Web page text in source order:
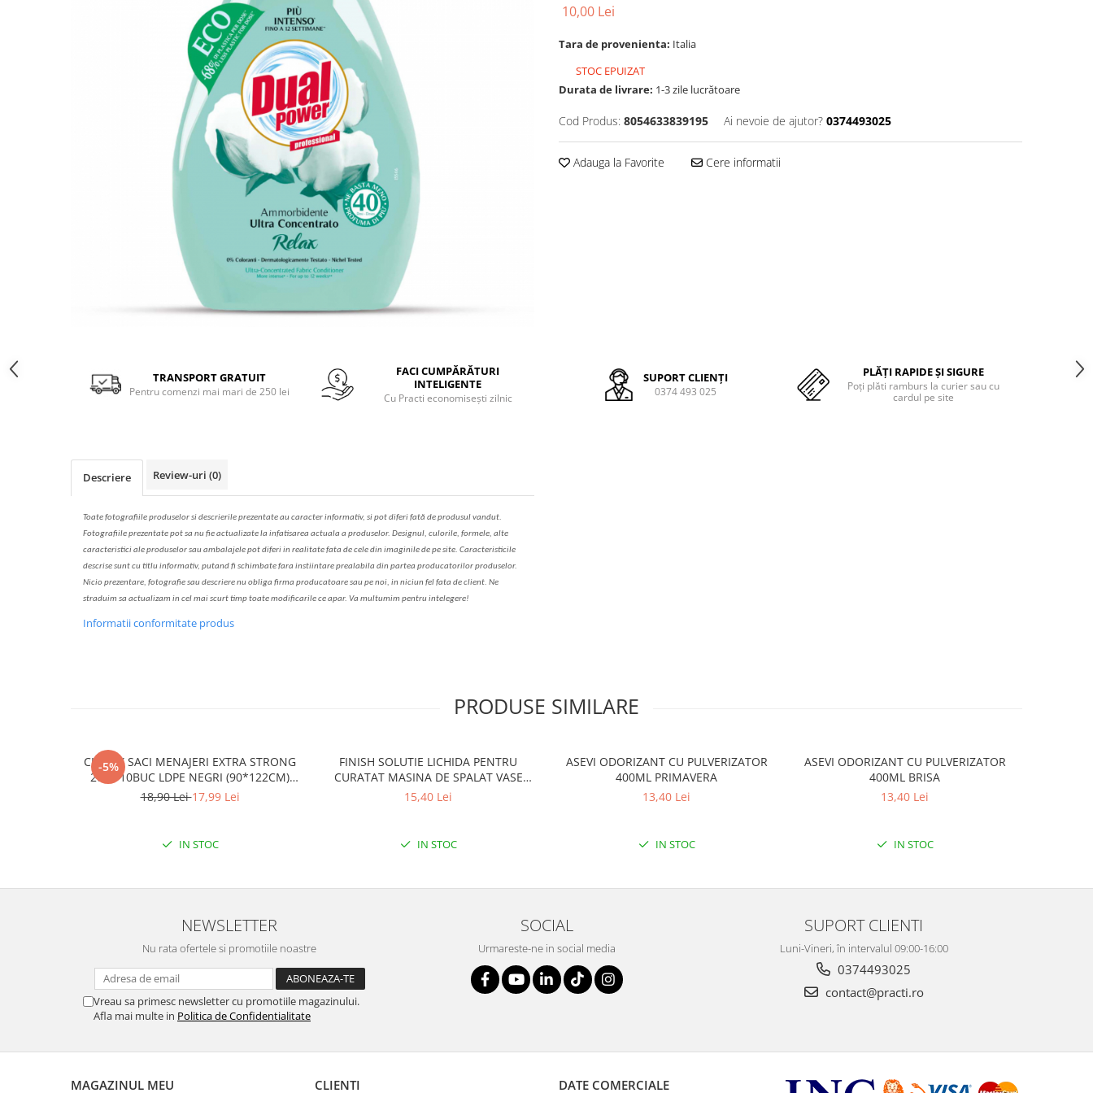
Solutie de indepartat rugina si
Produse pentru curatarea tenului
pentru par, masca de par
Vata demachianta
Facebook
10,00 Lei
Tara de provenienta: Italia
STOC EPUIZAT
Durata de livrare: 1-3 zile lucrătoare
Cod Produs: 8054633839195 Ai nevoie de ajutor? 0374493025
Adauga la Favorite Cere informatii
TRANSPORT GRATUIT
Pentru comenzi mai mari de 250 lei
FACI CUMPĂRĂTURI
INTELIGENTE
Cu Practi economisești zilnic
SUPORT CLIENȚI
0374 493 025
PLĂȚI RAPIDE ȘI SIGURE
Poți plăti ramburs la curier sau cu
cardul pe site
Descriere Review-uri (0)
Toate fotografiile produselorsidescrierileprezentate au caracter informativ, si pot diferi fată de produsul vandut.
Fotografiile prezentate pot sa nu fie actualizate la infatisarea actuala a produselor. Designul, culorile, formele, alte
caracteristici ale produselor sau ambalajele pot diferi in realitate fata de cele din imaginile de pe site. Caracteristicile
descrise sunt cu titlu informativ, putand fi schimbate fara instiintare prealabila din partea producatorilor produselor.
Nicio prezentare, fotografie sau descriere nu obliga firma producatoare sau pe noi, in niciun fel fata de client. Ne
straduim sa actualizam in cel mai scurt timp toate modificarile ce apar. Va multumim pentru intelegere!
Informatii conformitate produs
PRODUSE SIMILARE
-5%
CLINOX SACI MENAJERI EXTRA STRONG
200L/10BUC LDPE NEGRI (90*122CM)
ETICHETA MOV
18,90 Lei17,99 Lei
IN STOC
FINISH SOLUTIE LICHIDA PENTRU
CURATAT MASINA DE SPALAT VASE
250ML LEMON
15,40 Lei
IN STOC
ASEVI ODORIZANT CU PULVERIZATOR
400ML PRIMAVERA
13,40 Lei
IN STOC
ASEVI ODORIZANT CU PULVERIZATOR
400ML BRISA
13,40 Lei
IN STOC
NEWSLETTER
Nu rata ofertele si promotiile noastre
Vreau sa primesc newsletter cu promotiile magazinului.
Afla mai multe in Politica de Confidentialitate
SOCIAL
Urmareste-ne in social media
SUPORT CLIENTI
Luni-Vineri, în intervalul 09:00-16:00
0374493025
contact@practi.ro
MAGAZINUL MEU CLIENTI DATE COMERCIALE